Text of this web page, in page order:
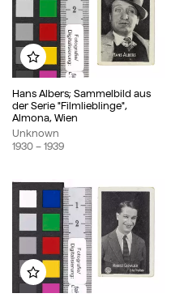
Hans Albers; Sammelbild aus
der Serie "Filmlieblinge",
Almona, Wien
Unknown
1930 – 1939
Add to my album
Add to my album